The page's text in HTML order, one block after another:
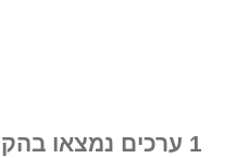
1 ערכים נמצאו בהקשר לנושא: